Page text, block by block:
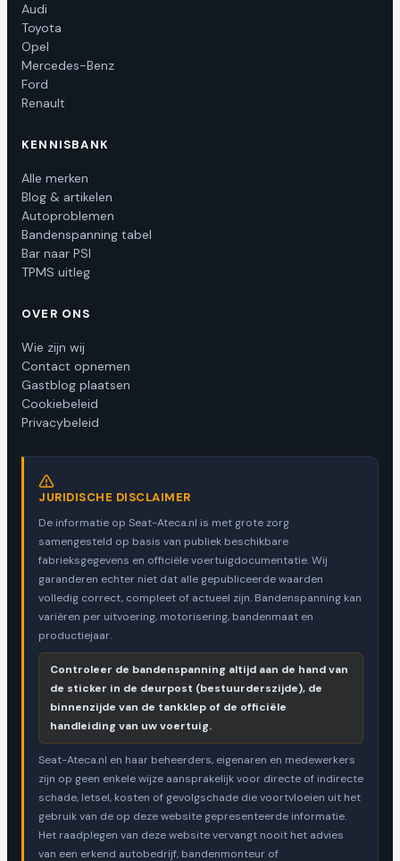
Audi
Toyota
Opel
Mercedes-Benz
Ford
Renault
KENNISBANK
Alle merken
Blog & artikelen
Autoproblemen
Bandenspanning tabel
Bar naar PSI
TPMS uitleg
OVER ONS
Wie zijn wij
Contact opnemen
Gastblog plaatsen
Cookiebeleid
Privacybeleid
JURIDISCHE DISCLAIMER
De informatie op Seat-Ateca.nl is met grote zorg
samengesteld op basis van publiek beschikbare
fabrieksgegevens en officiële voertuigdocumentatie. Wij
garanderen echter niet dat alle gepubliceerde waarden
volledig correct, compleet of actueel zijn. Bandenspanning kan
variëren per uitvoering, motorisering, bandenmaat en
productiejaar.
Controleer de bandenspanning altijd aan de hand van
de sticker in de deurpost (bestuurderszijde), de
binnenzijde van de tankklep of de officiële
handleiding van uw voertuig.
Seat-Ateca.nl en haar beheerders, eigenaren en medewerkers
zijn op geen enkele wijze aansprakelijk voor directe of indirecte
schade, letsel, kosten of gevolgschade die voortvloeien uit het
gebruik van de op deze website gepresenteerde informatie.
Het raadplegen van deze website vervangt nooit het advies
van een erkend autobedrijf, bandenmonteur of